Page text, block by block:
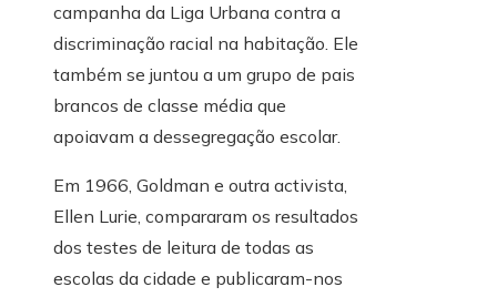
campanha da Liga Urbana contra a
discriminação racial na habitação. Ele
também se juntou a um grupo de pais
brancos de classe média que
apoiavam a dessegregação escolar.
Em 1966, Goldman e outra activista,
Ellen Lurie, compararam os resultados
dos testes de leitura de todas as
escolas da cidade e publicaram-nos